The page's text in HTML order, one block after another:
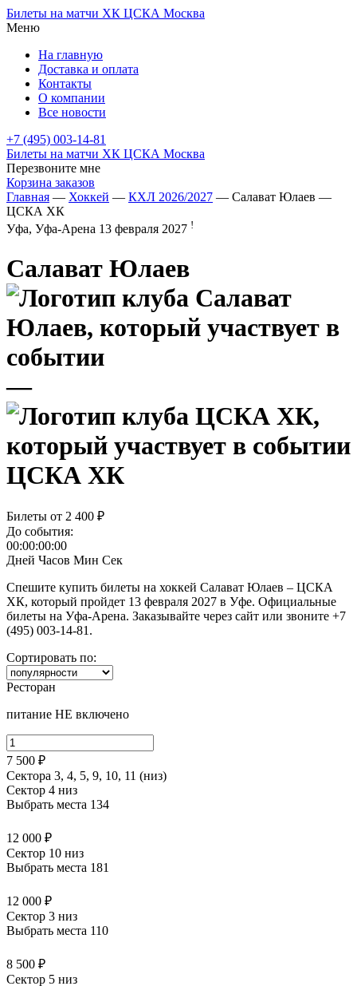
Билеты на матчи ХК ЦСКА Москва
Меню
На главную
Доставка и оплата
Контакты
О компании
Все новости
+7 (495) 003-14-81
Билеты на матчи ХК ЦСКА Москва
Перезвоните мне
Корзина заказов
Главная — Хоккей — КХЛ 2026/2027 — Салават Юлаев —
ЦСКА ХК
Уфа, Уфа-Арена 13 февраля 2027 !
Салават Юлаев
—
ЦСКА ХК
Билеты от 2 400 ₽
До события:
00:00:00:00
Дней Часов Мин Сек
Спешите купить билеты на хоккей Салават Юлаев – ЦСКА
ХК, который пройдет 13 февраля 2027 в Уфе. Официальные
билеты на Уфа-Арена. Заказывайте через сайт или звоните +7
(495) 003-14-81.
Сортировать по:
Ресторан
питание НЕ включено
7 500 ₽
Сектора 3, 4, 5, 9, 10, 11 (низ)
Сектор 4 низ
Выбрать места 134
12 000 ₽
Сектор 10 низ
Выбрать места 181
12 000 ₽
Сектор 3 низ
Выбрать места 110
8 500 ₽
Сектор 5 низ